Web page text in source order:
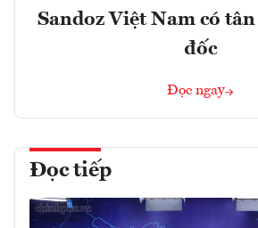
Sandoz Việt Nam có
đốc
Đọc ngay
Đọc tiếp